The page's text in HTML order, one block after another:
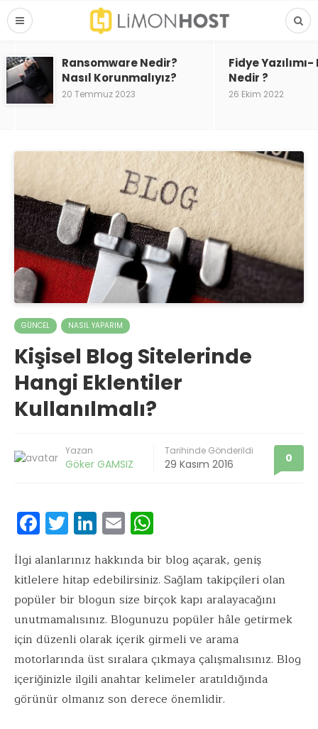
Ransomware Nedir?
Nasıl Korunmalıyız?
20 Temmuz 2023
Fidye
Nedir ?
26 Ekim 2022
GÜNCEL NASIL YAPARIM
Kişisel Blog Sitelerinde
Hangi Eklentiler
Kullanılmalı?
Yazan
Göker GAMSIZ
Tarihinde Gönderildi
29 Kasım 2016 0
F
ac
e
b
o
o
k
T
w
it
te
r
Li
n
k
e
dI
n
E
m
ai
l
h
at
s
A
p
p
İlgi alanlarınız hakkında bir blog açarak, geniş
kitlelere hitap edebilirsiniz. Sağlam takipçileri olan
popüler bir blogun size birçok kapı aralayacağını
unutmamalısınız. Blogunuzu popüler hâle getirmek
için düzenli olarak içerik girmeli ve arama
motorlarında üst sıralara çıkmaya çalışmalısınız. Blog
içeriğinizle ilgili anahtar kelimeler aratıldığında
görünür olmanız son derece önemlidir.